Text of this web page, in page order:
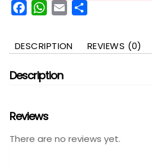
FacebookWhatsApp
Email
DESCRIPTION REVIEWS (0)
Description
Reviews
There are no reviews yet.